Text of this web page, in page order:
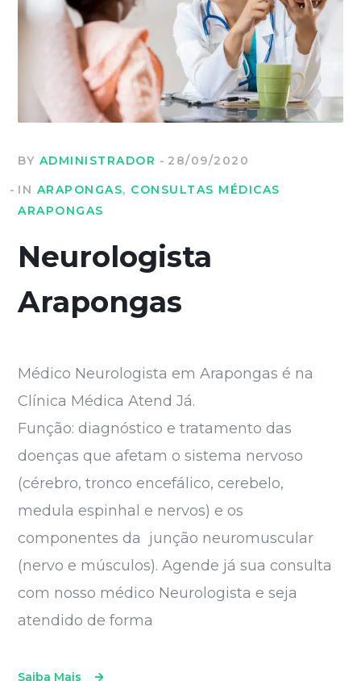
BY ADMINISTRADOR
28/09/2020
IN ARAPONGAS, CONSULTAS MÉDICAS
ARAPONGAS
Neurologista
Arapongas
Médico Neurologista em Arapongas é na
Clínica Médica Atend Já.
Função: diagnóstico e tratamento das
doenças que afetam o sistema nervoso
(cérebro, tronco encefálico, cerebelo,
medula espinhal e nervos) e os
componentes da junção neuromuscular
(nervo e músculos). Agende já sua consulta
com nosso médico Neurologista e seja
atendido de forma
Saiba Mais